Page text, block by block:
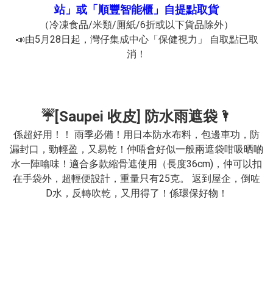
站」或「順豐智能櫃」自提點取貨
（冷凍食品/米類/厠紙/6折或以下貨品除外）
📣由5月28日起，灣仔集成中心「保健視力」 自取點已取
消！
☔️[Saupei 收皮] 防水雨遮袋🌂
係超好用！！ 雨季必備！用日本防水布料，包邊車功，防
漏封口，勁輕盈，又易乾！仲唔會好似一般兩遮袋咁吸晒啲
水一陣噏味！適合多款縮骨遮使用（長度36cm)，仲可以扣
在手袋外，超輕便設計，重量只有25克。 返到屋企，倒咗
D水，反轉吹乾，又用得了！係環保好物！